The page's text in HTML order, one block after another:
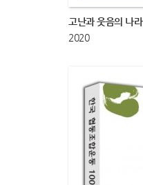
고난과 웃음의 나라
2020